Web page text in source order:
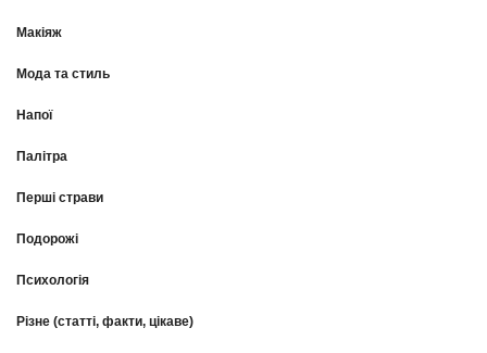
Макіяж
Мода та стиль
Напої
Палітра
Перші страви
Подорожі
Психологія
Різне (статті, факти, цікаве)